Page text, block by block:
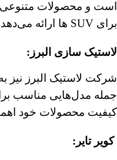
است و محصولات متنوعی
برای SUV ها ارائه می‌دهد.
لاستیک سازی البرز :
شرکت لاستیک البرز نیز
کیفیت محصولات خود
کویر تایر :